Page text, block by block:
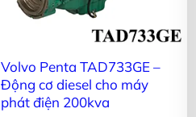
Volvo Penta TAD733GE –
Động cơ diesel cho máy
phát điện 200kva